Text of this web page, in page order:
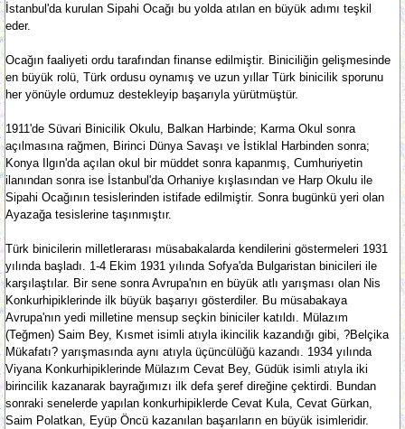
İstanbul'da kurulan Sipahi Ocağı bu yolda atılan en büyük adımı teşkil
eder.
Ocağın faaliyeti ordu tarafından finanse edilmiştir. Biniciliğin gelişmesinde
en büyük rolü, Türk ordusu oynamış ve uzun yıllar Türk binicilik sporunu
her yönüyle ordumuz destekleyip başarıyla yürütmüştür.
1911'de Süvari Binicilik Okulu, Balkan Harbinde; Karma Okul sonra
açılmasına rağmen, Birinci Dünya Savaşı ve İstiklal Harbinden sonra;
Konya Ilgın'da açılan okul bir müddet sonra kapanmış, Cumhuriyetin
ilanından sonra ise İstanbul'da Orhaniye kışlasından ve Harp Okulu ile
Sipahi Ocağının tesislerinden istifade edilmiştir. Sonra bugünkü yeri olan
Ayazağa tesislerine taşınmıştır.
Türk binicilerin milletlerarası müsabakalarda kendilerini göstermeleri 1931
yılında başladı. 1-4 Ekim 1931 yılında Sofya'da Bulgaristan binicileri ile
karşılaştılar. Bir sene sonra Avrupa'nın en büyük atlı yarışması olan Nis
Konkurhipiklerinde ilk büyük başarıyı gösterdiler. Bu müsabakaya
Avrupa'nın yedi milletine mensup seçkin biniciler katıldı. Mülazım
(Teğmen) Saim Bey, Kısmet isimli atıyla ikincilik kazandığı gibi, ?Belçika
Mükafatı? yarışmasında aynı atıyla üçüncülüğü kazandı. 1934 yılında
Viyana Konkurhipiklerinde Mülazım Cevat Bey, Güdük isimli atıyla iki
birincilik kazanarak bayrağımızı ilk defa şeref direğine çektirdi. Bundan
sonraki senelerde yapılan konkurhipiklerde Cevat Kula, Cevat Gürkan,
Saim Polatkan, Eyüp Öncü kazanılan başarıların en büyük isimleridir.